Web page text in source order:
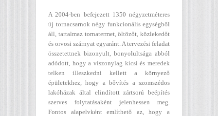
A 2004-ben befejezett 1350 négyzetméteres
új tornacsarnok négy funkcionális egységből
áll, tartalmaz tornatermet, öltözőt, közlekedőt
és orvosi szárnyat egyaránt. A tervezési feladat
összetettnek bizonyult, bonyolultsága abból
adódott, hogy a viszonylag kicsi és meredek
telken illeszkedni kellett a környező
épületekhez, hogy a bővítés a szomszédos
lakóházak által elindított zártsorú beépítés
szerves folytatásaként jelenhessen meg.
Fontos alapelvként említhető az, hogy a